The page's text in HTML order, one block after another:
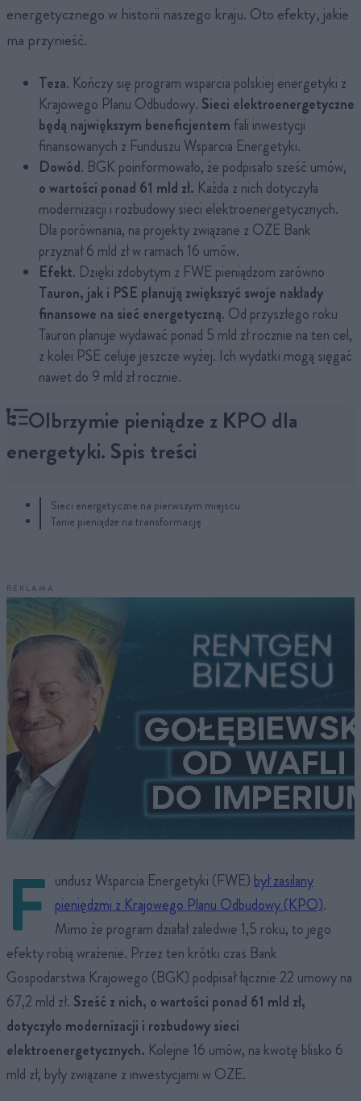
energetycznego w historii naszego kraju. Oto efekty, jakie
ma przynieść.
Teza. Kończy się program wsparcia polskiej energetyki z
Krajowego Planu Odbudowy. Sieci elektroenergetyczne
będą największym beneficjentemfali inwestycji
finansowanych z Funduszu Wsparcia Energetyki.
Dowód. BGK poinformowało, że podpisało sześć umów,
o wartości ponad 61 mld zł. Każda z nich dotyczyła
modernizacji i rozbudowy sieci elektroenergetycznych.
Dla porównania, na projekty związane z OZE Bank
przyznał 6 mld zł w ramach 16 umów.
Efekt. Dzięki zdobytym z FWE pieniądzom zarówno
Tauron, jak i PSE planują zwiększyć swoje nakłady
finansowe na sieć energetyczną. Od przyszłego roku
Tauron planuje wydawać ponad 5 mld zł rocznie na ten cel,
z kolei PSE celuje jeszcze wyżej. Ich wydatki mogą sięgać
nawet do 9 mld zł rocznie.
Olbrzymie pieniądze z KPO dla
energetyki. Spis treści
Sieci energetyczne na pierwszym miejscu
Tanie pieniądze na transformację
REKLAMA
F undusz Wsparcia Energetyki (FWE) był zasilany
pieniędzmi z Krajowego Planu Odbudowy (KPO).
Mimo że program działał zaledwie 1,5 roku, to jego
efekty robią wrażenie. Przez ten krótki czas Bank
Gospodarstwa Krajowego (BGK) podpisał łącznie 22 umowy na
67,2 mld zł. Sześć z nich, o wartości ponad 61 mld zł,
dotyczyło modernizacji i rozbudowy sieci
elektroenergetycznych. Kolejne 16 umów, na kwotę blisko 6
mld zł, były związane z inwestycjami w OZE.